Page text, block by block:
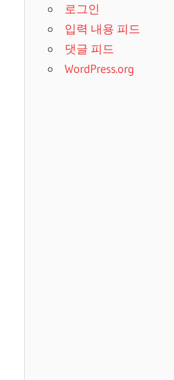
로그인
입력 내용 피드
댓글 피드
WordPress.org